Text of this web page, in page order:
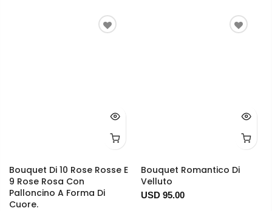
Bouquet Di 10 Rose Rosse E
9 Rose Rosa Con
Palloncino A Forma Di
Cuore.
Bouquet Romantico Di
Velluto
USD 95.00